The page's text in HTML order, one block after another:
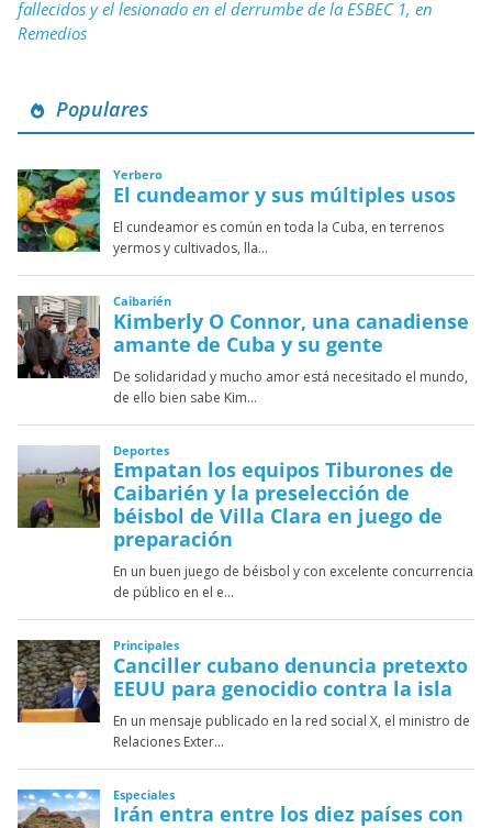
fallecidos y el lesionado en el derrumbe de la ESBEC 1, en
Remedios
Populares